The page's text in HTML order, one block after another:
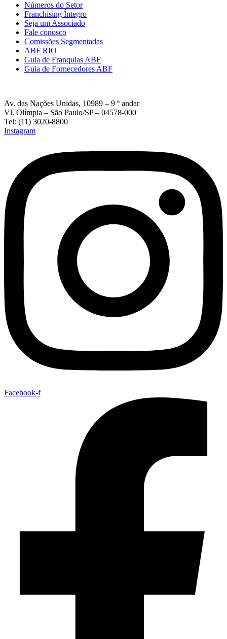
Números do Setor
Franchising Íntegro
Seja um Associado
Fale conosco
Comissões Segmentadas
ABF RIO
Guia de Franquias ABF
Guia de Fornecedores ABF
Av. das Nações Unidas, 10989 – 9 º andar
Vl. Olímpia – São Paulo/SP – 04578-000
Tel: (11) 3020-8800
Instagram
Facebook-f